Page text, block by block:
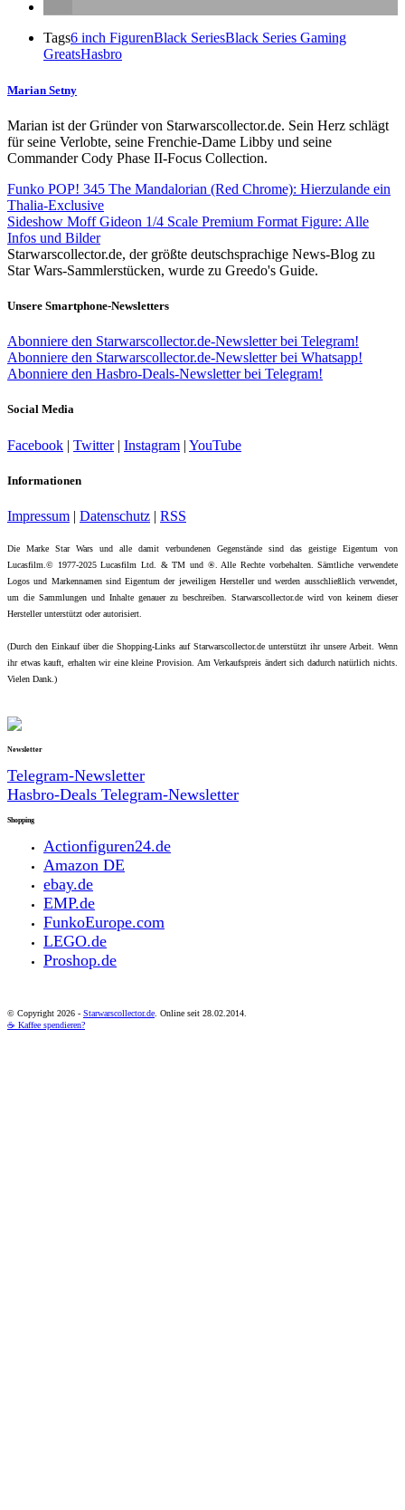
Tags6 inch FigurenBlack SeriesBlack Series Gaming
GreatsHasbro
Marian Setny
Marian ist der Gründer von Starwarscollector.de. Sein Herz schlägt
für seine Verlobte, seine Frenchie-Dame Libby und seine
Commander Cody Phase II-Focus Collection.
Funko POP! 345 The Mandalorian (Red Chrome): Hierzulande ein
Thalia-Exclusive
Sideshow Moff Gideon 1/4 Scale Premium Format Figure: Alle
Infos und Bilder
Starwarscollector.de, der größte deutschsprachige News-Blog zu
Star Wars-Sammlerstücken, wurde zu Greedo's Guide.
Unsere Smartphone-Newsletters
Abonniere den Starwarscollector.de-Newsletter bei Telegram!
Abonniere den Starwarscollector.de-Newsletter bei Whatsapp!
Abonniere den Hasbro-Deals-Newsletter bei Telegram!
Social Media
Facebook | Twitter| Instagram | YouTube
Informationen
Impressum | Datenschutz | RSS
Die Marke Star Wars und alle damit verbundenen Gegenstände sind das geistige Eigentum von
Lucasfilm.© 1977-2025 Lucasfilm Ltd. & TM und ®. Alle Rechte vorbehalten. Sämtliche verwendete
Logos und Markennamen sind Eigentum der jeweiligen Hersteller und werden ausschließlich verwendet,
um die Sammlungen und Inhalte genauer zu beschreiben. Starwarscollector.de wird von keinem dieser
Hersteller unterstützt oder autorisiert.
(Durch den Einkauf über die Shopping-Links auf Starwarscollector.de unterstützt ihr unsere Arbeit. Wenn
ihr etwas kauft, erhalten wir eine kleine Provision. Am Verkaufspreis ändert sich dadurch natürlich nichts.
Vielen Dank.)
Newsletter
Telegram-Newsletter
Hasbro-Deals Telegram-Newsletter
Shopping
Actionfiguren24.de
Amazon DE
ebay.de
EMP.de
FunkoEurope.com
LEGO.de
Proshop.de
© Copyright 2026 - Starwarscollector.de. Online seit 28.02.2014.
☕ Kaffee spendieren?